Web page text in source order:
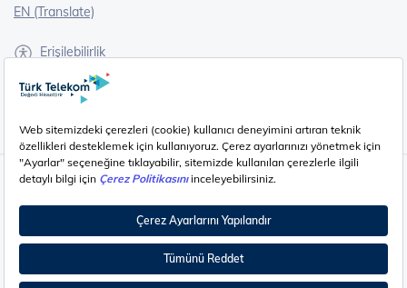
EN (Translate)
Erişilebilirlik
İşaret Dili Çevirisi
Çerez Ayarları